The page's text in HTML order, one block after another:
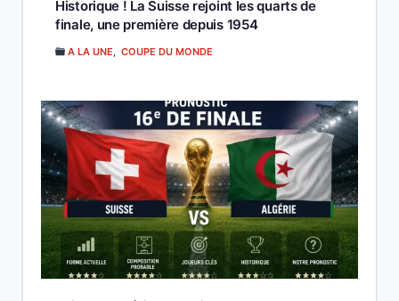
Historique ! La Suisse rejoint les quarts de
finale, une première depuis 1954
A LA UNE COUPE DU MONDE